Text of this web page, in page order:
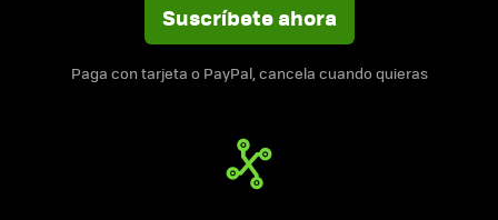
Suscríbete ahora
Paga con tarjeta o PayPal, cancela cuando quieras